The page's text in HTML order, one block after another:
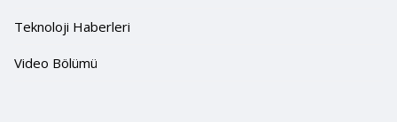
Teknoloji Haberleri
Video Bölümü